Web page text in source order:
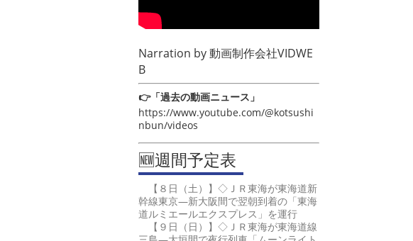
Narration by動画制作会社VIDWE
B
👉「過去の動画ニュース」
https://www.youtube.com/@kotsushi
nbun/videos
🆕週間予定表
【８日（土）】◇ＪＲ東海が東海道新
幹線東京―新大阪間で翌朝到着の「東海
道ルミエールエクスプレス」を運行
【９日（日）】◇ＪＲ東海が東海道線